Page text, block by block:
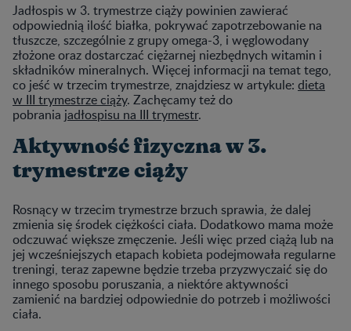
Jadłospis w 3. trymestrze ciąży powinien zawierać
odpowiednią ilość białka, pokrywać zapotrzebowanie na
tłuszcze, szczególnie z grupy omega-3, i węglowodany
złożone oraz dostarczać ciężarnej niezbędnych witamin i
składników mineralnych. Więcej informacji na temat tego,
co jeść w trzecim trymestrze, znajdziesz w artykule: dieta
w III trymestrze ciąży. Zachęcamy też do
pobrania jadłospisu na III trymestr.
Aktywność fizyczna w 3.
trymestrze ciąży
Rosnący w trzecim trymestrze brzuch sprawia, że dalej
zmienia się środek ciężkości ciała. Dodatkowo mama może
odczuwać większe zmęczenie. Jeśli więc przed ciążą lub na
jej wcześniejszych etapach kobieta podejmowała regularne
treningi, teraz zapewne będzie trzeba przyzwyczaić się do
innego sposobu poruszania, a niektóre aktywności
zamienić na bardziej odpowiednie do potrzeb i możliwości
ciała.